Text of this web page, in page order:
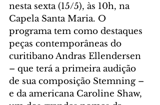
nesta sexta (15/5), às 10h, na
Capela Santa Maria. O
programa tem como destaques
peças contemporâneas do
curitibano Andras Ellendersen
– que terá a primeira audição
de sua composição Stemning –
e da americana Caroline Shaw,